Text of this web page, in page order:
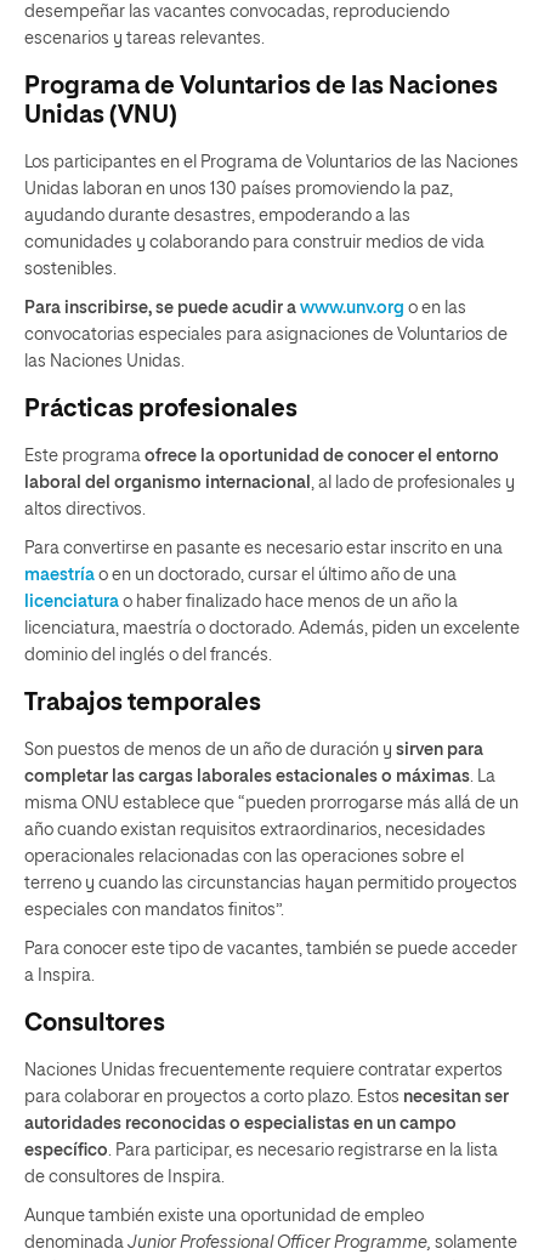
desempeñar las vacantes convocadas, reproduciendo
escenarios y tareas relevantes.
Programa de Voluntarios de las Naciones
Unidas (VNU)
Los participantes en el Programa de Voluntarios de las Naciones
Unidas laboran en unos 130 países promoviendo la paz,
ayudando durante desastres, empoderando a las
comunidades y colaborando para construir medios de vida
sostenibles.
Para inscribirse, se puede acudir a www.unv.org o en las
convocatorias especiales para asignaciones de Voluntarios de
las Naciones Unidas
Prácticas profesionales
Este programa ofrece la oportunidad de conocer el entorno
laboral del organismo internacional
, al lado de profesionales y
altos directivos.
Para convertirse en pasante es necesario estar inscrito en una
maestría o en un doctorado, cursar el último año de una
licenciatura o haber finalizado hace menos de un año la
licenciatura, maestría o doctorado. Además, piden un excelente
dominio del inglés o del francés.
Trabajos temporales
Son puestos de menos de un año de duración y sirven para
completar las cargas laborales estacionales o máximas . La
misma ONU establece que “pueden prorrogarse más allá de un
año cuando existan requisitos extraordinarios, necesidades
operacionales relacionadas con las operaciones sobre el
terreno y cuando las circunstancias hayan permitido proyectos
especiales con mandatos finitos”.
Para conocer este tipo de vacantes, también se puede acceder
a
Inspira
Consultores
Naciones Unidas frecuentemente requiere contratar expertos
para colaborar en proyectos a corto plazo. Estos necesitan ser
autoridades reconocidas o especialistas en un campo
específico . Para participar, es necesario registrarse en la lista
de consultores de Inspira.
Aunque también existe una oportunidad de empleo
denominada Junior Professional Officer Programme, solamente